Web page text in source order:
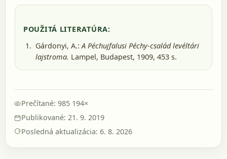
POUŽITÁ LITERATÚRA:
Gárdonyi, A.:A Péchujfalusi Péchy-család levéltári
lajstroma. Lampel, Budapest, 1909, 453 s.
Prečítané: 985 194×
Publikované: 21. 9. 2019
Posledná aktualizácia: 6. 8. 2026